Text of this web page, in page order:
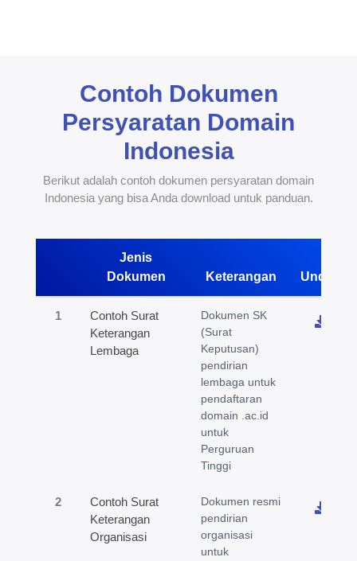
Contoh Dokumen
Persyaratan Domain
Indonesia
Berikut adalah contoh dokumen persyaratan domain
Indonesia yang bisa Anda download untuk panduan.
Jenis
Dokumen
Keterangan Unduh
1
Contoh Surat
Keterangan
Lembaga
Dokumen SK
(Surat
Keputusan)
pendirian
lembaga untuk
pendaftaran
domain .ac.id
untuk
Perguruan
Tinggi
2
Contoh Surat
Keterangan
Organisasi
Dokumen resmi
pendirian
organisasi
untuk